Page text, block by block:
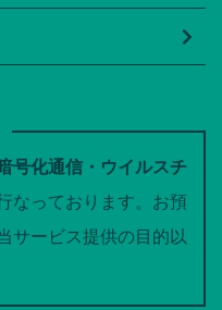
号化通信・ウイルスチ
なっております。お預
サービス提供の目的以